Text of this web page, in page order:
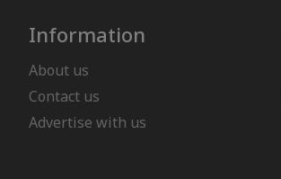
Information
About us
Contact us
Advertise with us